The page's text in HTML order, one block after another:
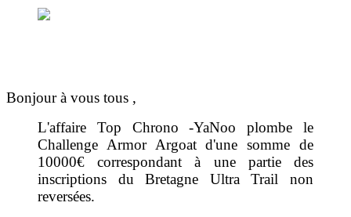
Bonjour à vous tous ,
L'affaire Top Chrono -YaNoo plombe le
Challenge Armor Argoat d'une somme de
10000€ correspondant à une partie des
inscriptions du Bretagne Ultra Trail non
reversées.